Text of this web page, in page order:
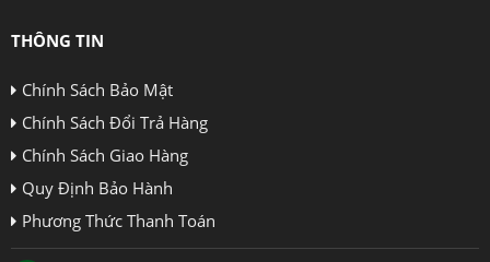
THÔNG TIN
Chính Sách Bảo Mật
Chính Sách Đổi Trả Hàng
Chính Sách Giao Hàng
Quy Định Bảo Hành
Phương Thức Thanh Toán